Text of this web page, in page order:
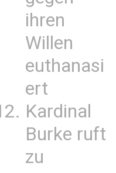
ihren
Willen
euthanasi
ert
Kardinal
Burke ruft
zu